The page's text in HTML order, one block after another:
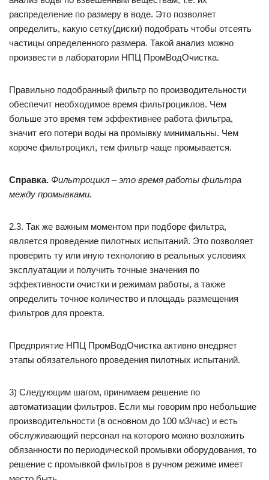
распределение по размеру в воде. Это позволяет
определить, какую сетку(диски) подобрать чтобы отсеять
частицы определенного размера. Такой анализ можно
произвести в лаборатории НПЦ ПромВодОчистка.
Правильно подобранный фильтр по производительности
обеспечит необходимое время фильтроциклов. Чем
больше это время тем эффективнее работа фильтра,
значит его потери воды на промывку минимальны. Чем
короче фильтроцикл, тем фильтр чаще промывается.
Справка. Фильтроцикл – это время работы фильтра
между промывками.
2.3. Так же важным моментом при подборе фильтра,
является проведение пилотных испытаний. Это позволяет
проверить ту или иную технологию в реальных условиях
эксплуатации и получить точные значения по
эффективности очистки и режимам работы, а также
определить точное количество и площадь размещения
фильтров для проекта.
Предприятие НПЦ ПромВодОчистка активно внедряет
этапы обязательного проведения пилотных испытаний.
3) Следующим шагом, принимаем решение по
автоматизации фильтров. Если мы говорим про небольшие
производительности (в основном до 100 м3/час) и есть
обслуживающий персонал на которого можно возложить
обязанности по периодической промывки оборудования, то
решение с промывкой фильтров в ручном режиме имеет